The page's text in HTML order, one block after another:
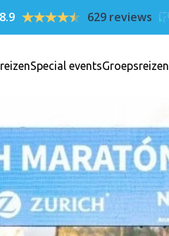
8.9 629 reviews
Special eventsGroepsreizen